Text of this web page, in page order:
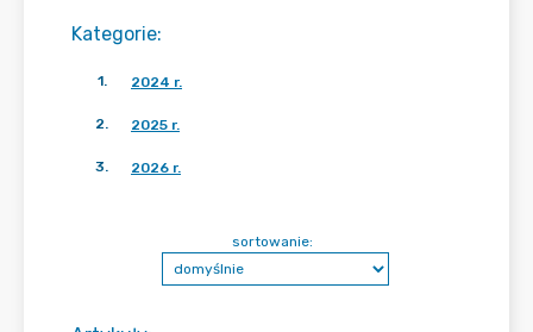
Kategorie:
1. 2024 r.
2. 2025 r.
3. 2026 r.
sortowanie: